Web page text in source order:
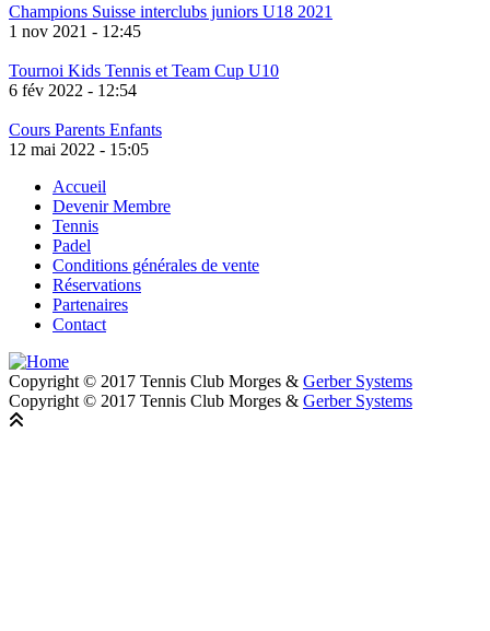
Champions Suisse interclubs juniors U18 2021
1 nov 2021 - 12:45
Tournoi Kids Tennis et Team Cup U10
6 fév 2022 - 12:54
Cours Parents Enfants
12 mai 2022 - 15:05
Footer
Accueil
Devenir Membre
Tennis
Padel
Conditions générales de vente
Réservations
Partenaires
Contact
Copyright © 2017 Tennis Club Morges & Gerber Systems
Copyright © 2017 Tennis Club Morges & Gerber Systems